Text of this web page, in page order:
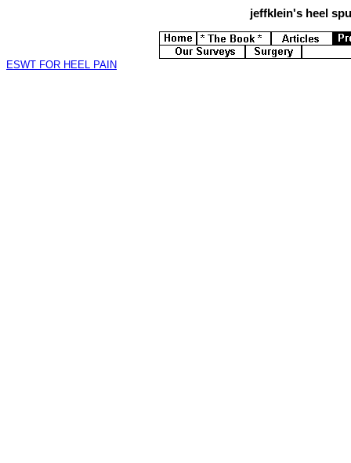
jeffklein's heel
ESWT FOR HEEL PAIN